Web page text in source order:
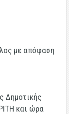
με απόφαση
Δημοτικής
και ώρα